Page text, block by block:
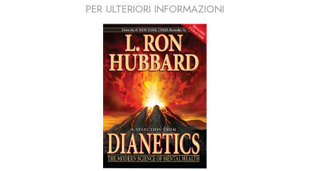
PER ULTERIORI INFORMAZIONI